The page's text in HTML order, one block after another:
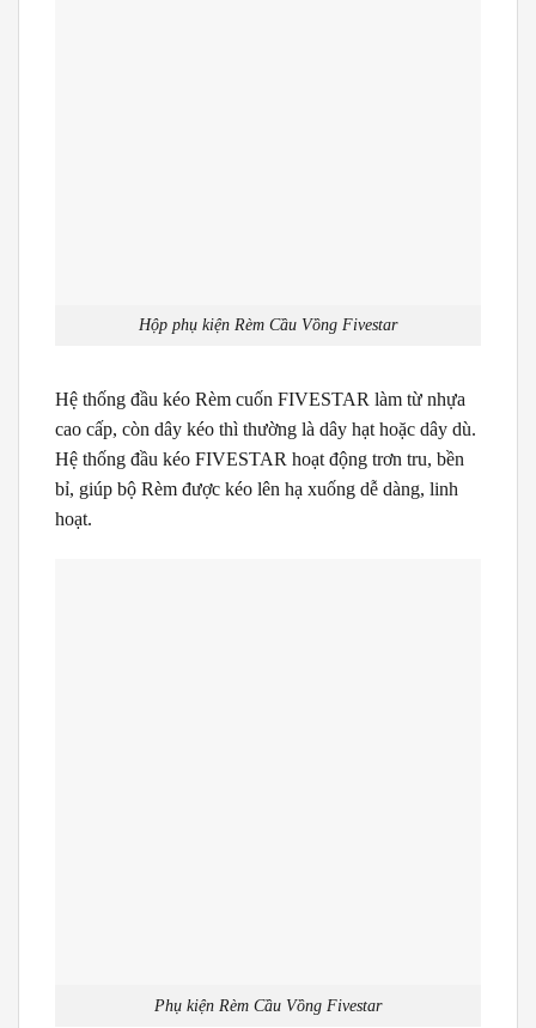
Hộp phụ kiện Rèm Cầu Vồng Fivestar
Hệ thống đầu kéo Rèm cuốn FIVESTAR làm từ nhựa
cao cấp, còn dây kéo thì thường là dây hạt hoặc dây dù.
Hệ thống đầu kéo FIVESTAR hoạt động trơn tru, bền
bỉ, giúp bộ Rèm được kéo lên hạ xuống dễ dàng, linh
hoạt.
Phụ kiện Rèm Cầu Vồng Fivestar